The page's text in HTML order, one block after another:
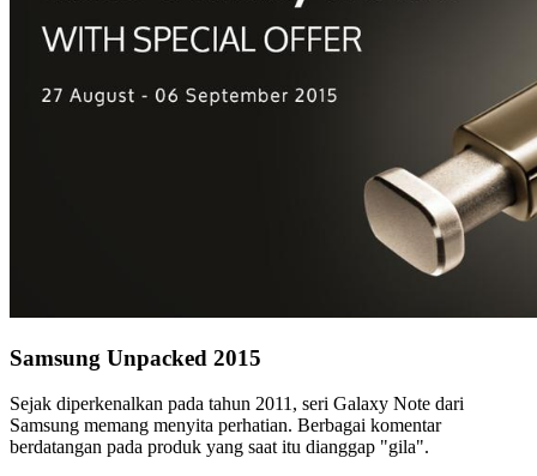
Samsung Unpacked 2015
Sejak diperkenalkan pada tahun 2011, seri Galaxy Note dari
Samsung memang menyita perhatian. Berbagai komentar
berdatangan pada produk yang saat itu dianggap "gila".